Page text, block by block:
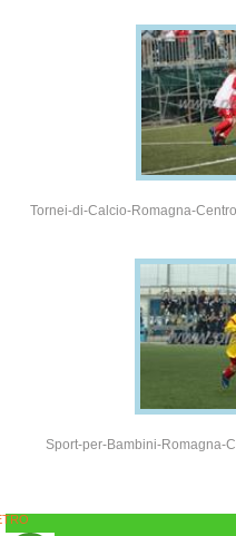
Tornei-di-Calcio-Romagna-
Sport-per-Bambini-Romagna-